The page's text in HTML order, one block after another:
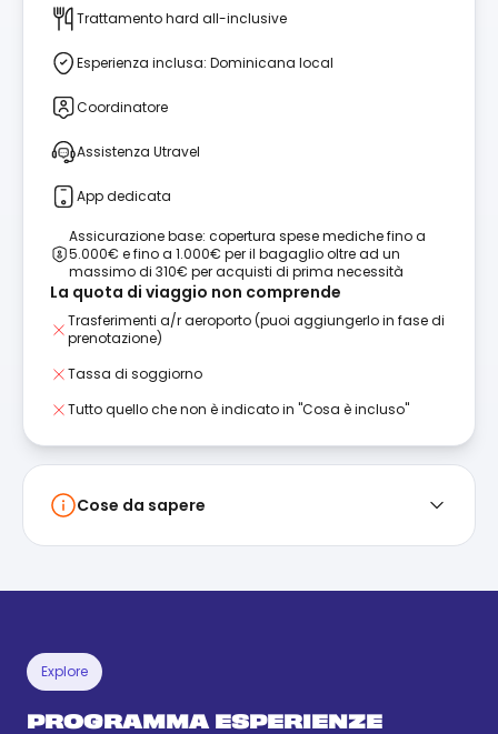
Trattamento hard all-inclusive
Esperienza inclusa: Dominicana local
Coordinatore
Assistenza Utravel
App dedicata
Assicurazione base: copertura spese mediche fino a
5.000€ e fino a 1.000€ per il bagaglio oltre ad un
massimo di 310€ per acquisti di prima necessità
La quota di viaggio non comprende
Trasferimenti a/r aeroporto (puoi aggiungerlo in fase di
prenotazione)
Tassa di soggiorno
Tutto quello che non è indicato in "Cosa è incluso"
Cose da sapere
Explore
PROGRAMMA ESPERIENZE